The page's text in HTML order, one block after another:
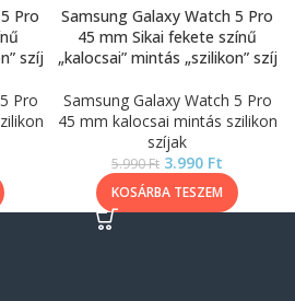
Pro
szíj
Pro
Samsung Galaxy Watch 5 Pro
45 mm Sikai fekete színű
„kalocsai” mintás „szilikon” szíj
Samsung Galaxy Watch 5 Pro
45 mm kalocsai mintás szilikon
szíjak
5.990Ft 3.990 Ft
KOSÁRBA TESZEM